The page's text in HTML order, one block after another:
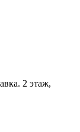
2 этаж,